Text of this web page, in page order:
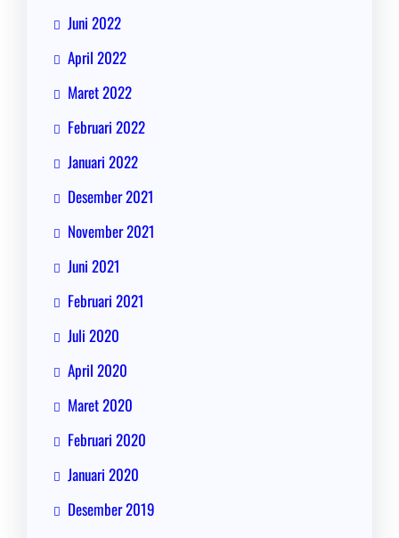
Juni 2022
April 2022
Maret 2022
Februari 2022
Januari 2022
Desember 2021
November 2021
Juni 2021
Februari 2021
Juli 2020
April 2020
Maret 2020
Februari 2020
Januari 2020
Desember 2019